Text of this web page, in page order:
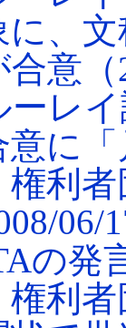
に、
合意（
ーレ
意に
権利
06/
の発
権利